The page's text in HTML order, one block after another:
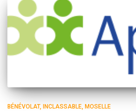
BÉNÉVOLAT INCLASSABLE MOSELLE